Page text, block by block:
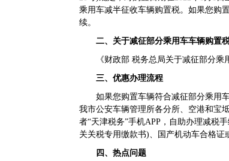
乘用车减半征收车辆购置税。如果您购
续。
二、关于减征部分乘用车车辆购置
《财政部 税务总局关于减征部分乘用
三、优惠办理流程
如果您购置车辆符合减征部分乘用车
我市公安车辆管理所各分所、空港和宝
者“天津税务”手机APP，自助办理减税
关关税专用缴款书)、国产机动车合格证
四、热点问题